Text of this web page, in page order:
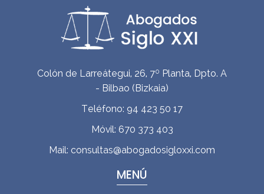
Colón de Larreátegui, 26, 7º Planta, Dpto. A
- Bilbao (Bizkaia)
Teléfono: 94 423 50 17
Móvil: 670 373 403
Mail: consultas@abogadosigloxxi.com
MENÚ